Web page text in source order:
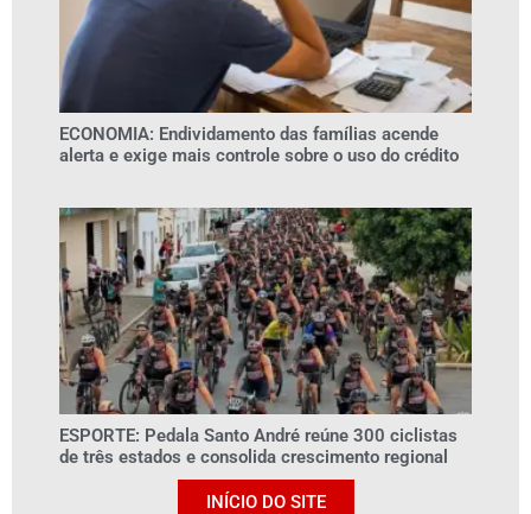
ECONOMIA: Endividamento das famílias acende
alerta e exige mais controle sobre o uso do crédito
ESPORTE: Pedala Santo André reúne 300 ciclistas
de três estados e consolida crescimento regional
INÍCIO DO SITE